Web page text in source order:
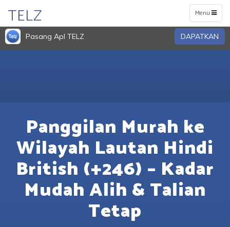
Toggle
navigation
Menu
TELZ
Pasang Apl TELZ DAPATKAN
Panggilan Murah ke
Wilayah Lautan Hindi
British (+246) – Kadar
Mudah Alih & Talian
Tetap